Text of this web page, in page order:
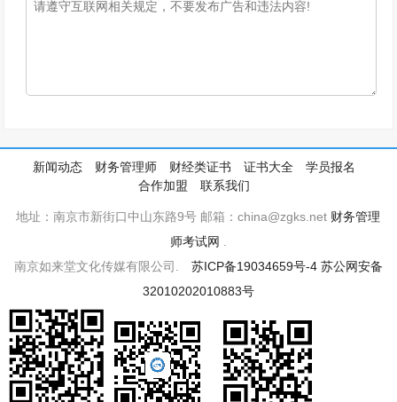
新闻动态 财务管理师 财经类证书 证书大全
学员报名
合作加盟
联系我们
地址：南京市新街口中山东路9号 邮箱：china@zgks.net 财务管理
师考试网
南京如来堂文化传媒有限公司. 苏ICP备19034659号-4 苏公网安备
32010202010883号